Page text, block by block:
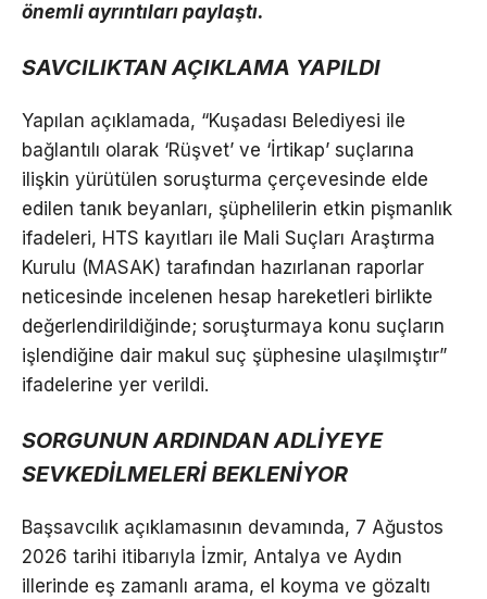
önemli ayrıntıları paylaştı.
SAVCILIKTAN AÇIKLAMA YAPILDI
Yapılan açıklamada, “Kuşadası Belediyesi ile
bağlantılı olarak ‘Rüşvet’ ve ‘İrtikap’ suçlarına
ilişkin yürütülen soruşturma çerçevesinde elde
edilen tanık beyanları, şüphelilerin etkin pişmanlık
ifadeleri, HTS kayıtları ile Mali Suçları Araştırma
Kurulu (MASAK) tarafından hazırlanan raporlar
neticesinde incelenen hesap hareketleri birlikte
değerlendirildiğinde; soruşturmaya konu suçların
işlendiğine dair makul suç şüphesine ulaşılmıştır”
ifadelerine yer verildi.
SORGUNUN ARDINDAN ADLİYEYE
SEVKEDİLMELERİ BEKLENİYOR
Başsavcılık açıklamasının devamında, 7 Ağustos
2026 tarihi itibarıyla İzmir, Antalya ve Aydın
illerinde eş zamanlı arama, el koyma ve gözaltı